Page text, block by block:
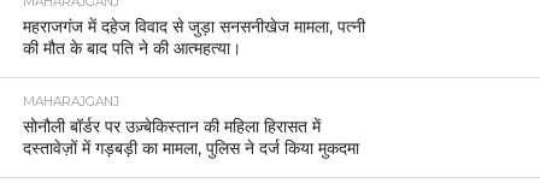
महराजगंज में दहेज विवाद से जुड़ा सनसनीखेज मामला, पत्नी
की मौत के बाद पति ने की आत्महत्या।
MAHARAJGANJ
सोनौली बॉर्डर पर उज़्बेकिस्तान की महिला हिरासत में
दस्तावेज़ों में गड़बड़ी का मामला, पुलिस ने दर्ज किया मुकदमा